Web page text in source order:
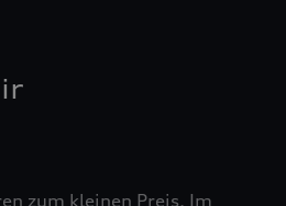
zum kleinen Preis. Im